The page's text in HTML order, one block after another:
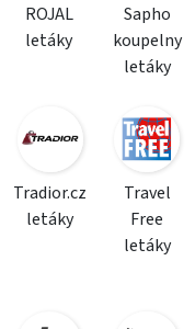
ROJAL
letáky
Sapho
koupelny
letáky
Tradior.cz
letáky
Travel
Free
letáky